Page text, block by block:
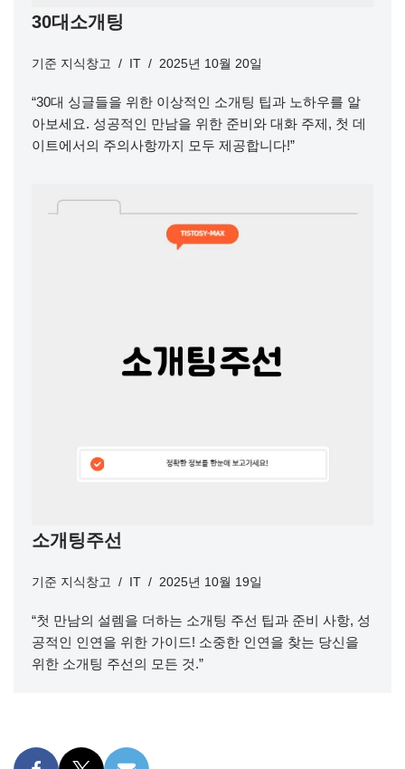
30대소개팅
기준 지식창고 IT 2025년 10월 20일
“30대 싱글들을 위한 이상적인 소개팅 팁과 노하우를 알
아보세요. 성공적인 만남을 위한 준비와 대화 주제, 첫 데
이트에서의 주의사항까지 모두 제공합니다!”
소개팅주선
기준 지식창고 IT 2025년 10월 19일
“첫 만남의 설렘을 더하는 소개팅 주선 팁과 준비 사항, 성
공적인 인연을 위한 가이드! 소중한 인연을 찾는 당신을
위한 소개팅 주선의 모든 것.”